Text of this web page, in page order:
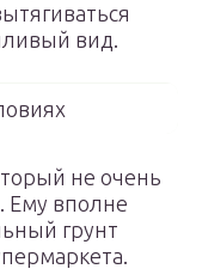
вид.
не очень
Ему вполне
грунт